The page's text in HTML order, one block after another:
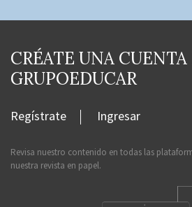
CRÉATE UNA CUENTA
GRUPOEDUCAR
Regístrate Ingresar
Revisa nuestro contenido en todas las
nuestra revista en papel.